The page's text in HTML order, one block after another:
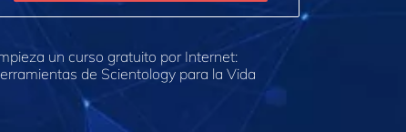
un curso gratuito por Internet:
de Scientology para la Vida